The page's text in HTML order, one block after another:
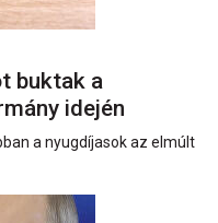
buktak a
idején
a nyugdíjasok az elmúlt